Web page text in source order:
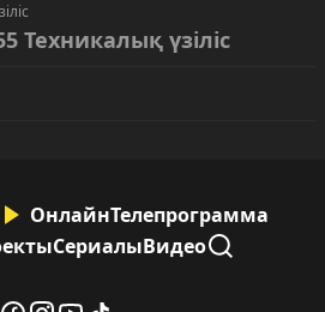
Техникалық үзіліс
ОнлайнТелепрограмма
СериалыВидео